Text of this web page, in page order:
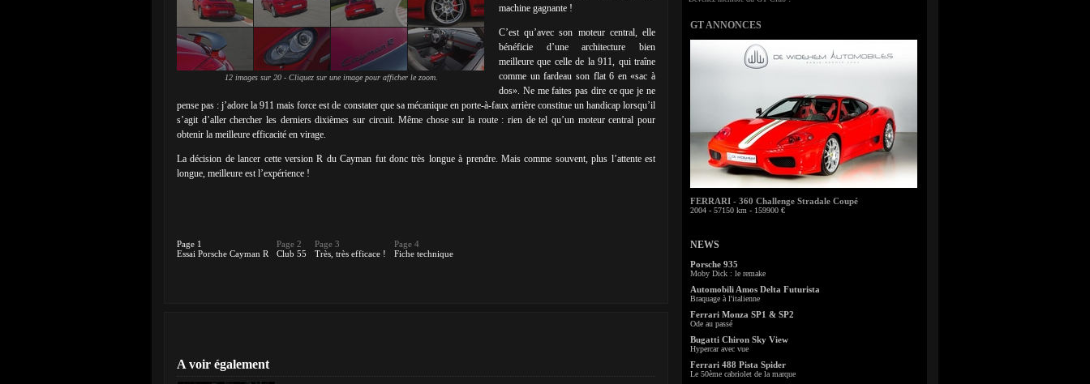
12 images sur 20 - Cliquez sur une image pour afficher le zoom.
machine gagnante !
C’est qu’avec son moteur central, elle
bénéficie d’une architecture bien
meilleure que celle de la 911, qui traîne
comme un fardeau son flat 6 en «sac à
dos». Ne me faites pas dire ce que je ne
pense pas : j’adore la 911 mais force est de constater que sa mécanique en porte-à-faux arrière constitue un handicap lorsqu’il
s’agit d’aller chercher les derniers dixièmes sur circuit. Même chose sur la route : rien de tel qu’un moteur central pour
obtenir la meilleure efficacité en virage.
La décision de lancer cette version R du Cayman fut donc très longue à prendre. Mais comme souvent, plus l’attente est
longue, meilleure est l’expérience !
Page 1
Essai Porsche Cayman R
Page 2
Club 55
Page 3
Très, très efficace !
Page 4
Fiche technique
A voir également
GT ANNONCES
FERRARI - 360 Challenge Stradale Coupé
2004 - 57150 km - 159900 €
NEWS
Porsche 935
Moby Dick : le remake
Automobili Amos Delta Futurista
Braquage à l'italienne
Ferrari Monza SP1 & SP2
Ode au passé
Bugatti Chiron Sky View
Hypercar avec vue
Ferrari 488 Pista Spider
Le 50ème cabriolet de la marque